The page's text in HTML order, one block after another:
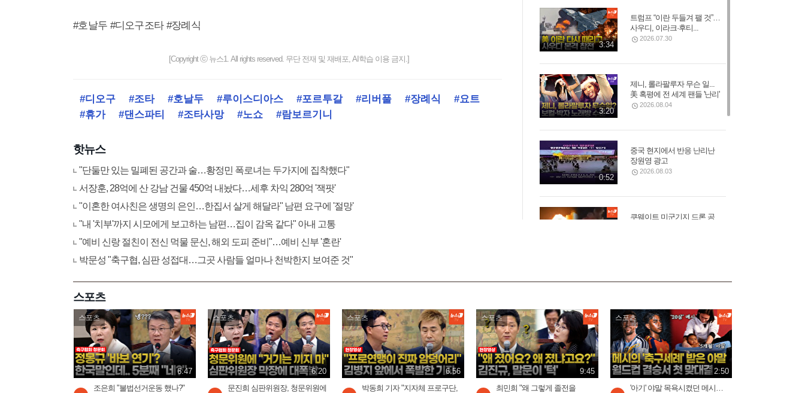
#호날두 #디오구조타 #장례식
[Copyright ⓒ 뉴스1. All rights reserved. 무단 전재 및 재배포, AI학습 이용 금지.]
#디오구 #조타 #호날두 #루이스디아스 #포르투갈 #리버풀 #장례식
#요트
#휴가
#댄스파티 #조타사망 #노쇼 #람보르기니
핫뉴스
"단둘만 있는 밀폐된 공간과 술…황정민 폭로녀는 두가지에 집착했다"
서장훈, 28억에 산 강남 건물 450억 내놨다…세후 차익 280억 '잭팟'
"이혼한 여사친은 생명의 은인…한집서 살게 해달라" 남편 요구에 '절망'
"내 '치부'까지 시모에게 보고하는 남편…집이 감옥 같다" 아내 고통
"예비 신랑 절친이 전신 먹물 문신, 해외 도피 준비"…예비 신부 '혼란'
박문성 "축구협, 심판 성접대…그곳 사람들 얼마나 천박한지 보여준 것"
3:34
트럼프 “이란 두들겨 팰 것”…
사우디, 이라크·후티...
2026.07.30
3:20
제니, 롤라팔루자 무슨 일...
美 혹평에 전 세계 팬들 '난리'
2026.08.04
0:52
중국 현지에서 반응 난리난
장원영 광고
2026.08.03
쿠웨이트 미군기지 드론 공
1:01
"경박하다"…정청래·이지은
스포츠
스포츠
6:47
조은희 "불법선거운동 했나?"
스포츠
6:20
문진희 심판위원장, 청문위원에
스포츠
6:56
박동희 기자 "지자체 프로구단,
스포츠
9:45
최민희 "왜 그렇게 졸전을
스포츠
2:50
'아기' 야말 목욕시켰던 메시…